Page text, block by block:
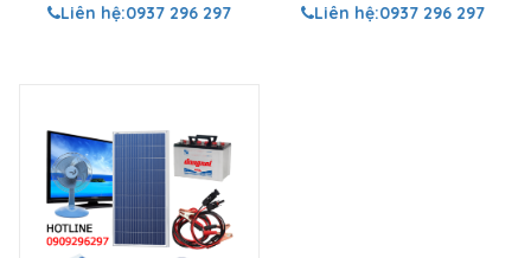
Liên hệ:0937 296 297
Liên hệ:0937 296 297